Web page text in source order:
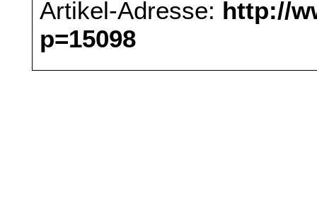
Artikel-Adresse: http://
p=15098